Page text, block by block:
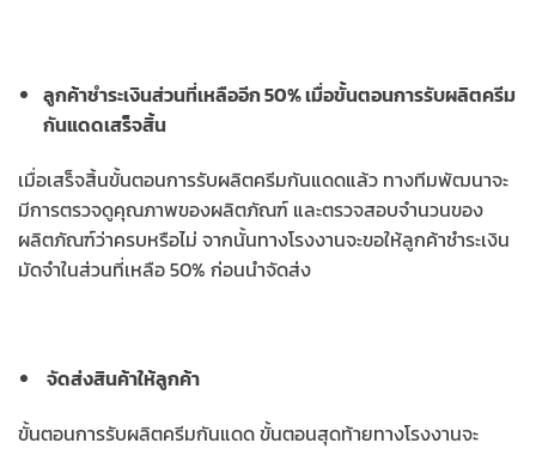
ลูกค้าชำระเงินส่วนที่เหลืออีก 50% เมื่อขั้นตอนการรับผลิตครีม
กันแดดเสร็จสิ้น
เมื่อเสร็จสิ้นขั้นตอนการรับผลิตครีมกันแดดแล้ว ทางทีมพัฒนาจะ
มีการตรวจดูคุณภาพของผลิตภัณฑ์ และตรวจสอบจำนวนของ
ผลิตภัณฑ์ว่าครบหรือไม่ จากนั้นทางโรงงานจะขอให้ลูกค้าชำระเงิน
มัดจำในส่วนที่เหลือ 50% ก่อนนำจัดส่ง
จัดส่งสินค้าให้ลูกค้า
ขั้นตอนการรับผลิตครีมกันแดด ขั้นตอนสุดท้ายทางโรงงานจะ